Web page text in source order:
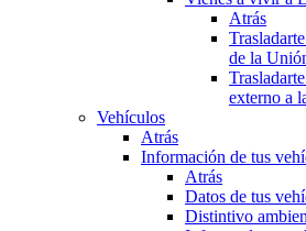
Atrás
de la
externo a
Vehículos
Atrás
Información de tus
Atrás
Datos de tus
Distintivo